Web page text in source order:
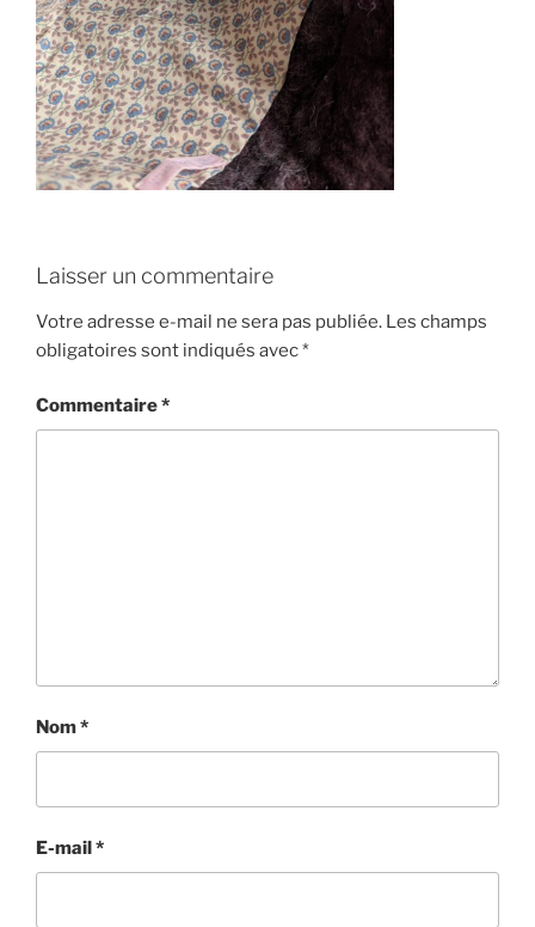
Laisser un commentaire
Votre adresse e-mail ne sera pas publiée. Les champs
obligatoires sont indiqués avec*
Commentaire*
Nom*
E-mail*